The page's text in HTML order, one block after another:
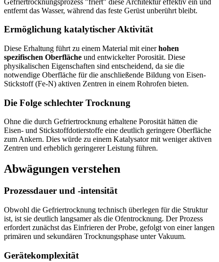
entfernt das Wasser, während das feste Gerüst unberührt bleibt.
Ermöglichung katalytischer Aktivität
Diese Erhaltung führt zu einem Material mit einerhohen
spezifischen Oberfläche und entwickelter Porosität. Diese
physikalischen Eigenschaften sind entscheidend, da sie die
notwendige Oberfläche für die anschließende Bildung von Eisen-
Stickstoff (Fe-N) aktiven Zentren in einem Rohrofen bieten.
Die Folge schlechter Trocknung
Ohne die durch Gefriertrocknung erhaltene Porosität hätten die
Eisen- und Stickstoffdotierstoffe eine deutlich geringere Oberfläche
zum Ankern. Dies würde zu einem Katalysator mit weniger aktiven
Zentren und erheblich geringerer Leistung führen.
Abwägungen verstehen
Prozessdauer und -intensität
Obwohl die Gefriertrocknung technisch überlegen für die Struktur
ist, ist sie deutlich langsamer als die Ofentrocknung. Der Prozess
erfordert zunächst das Einfrieren der Probe, gefolgt von einer langen
primären und sekundären Trocknungsphase unter Vakuum.
Gerätekomplexität